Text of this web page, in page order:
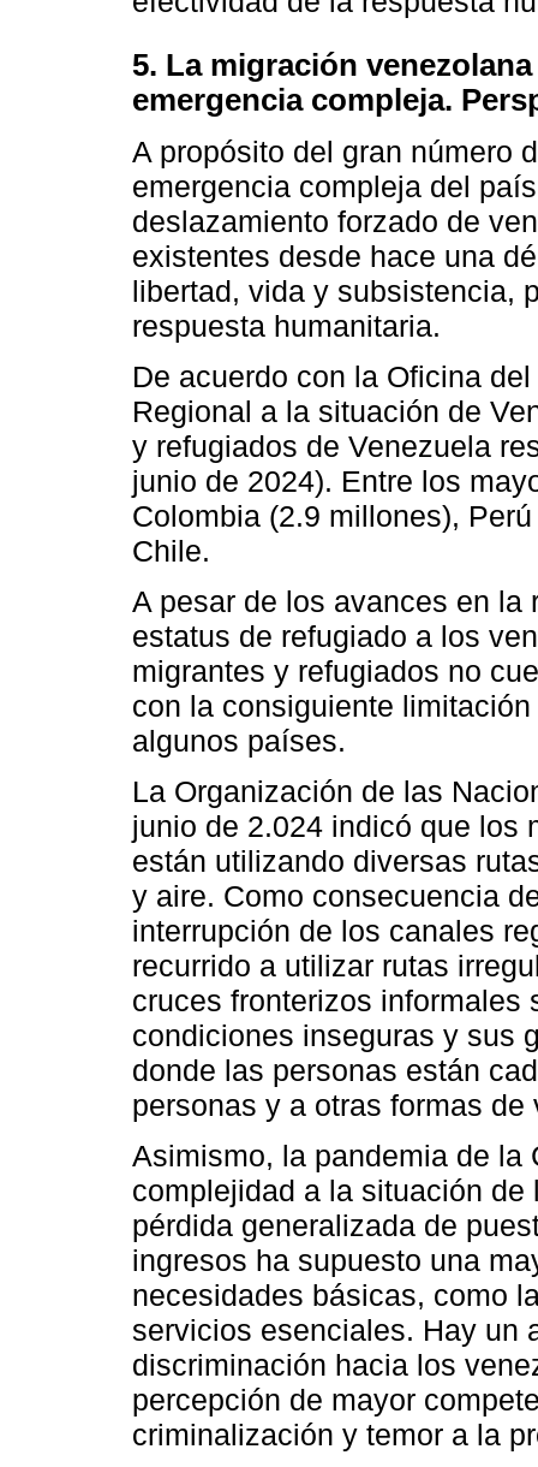
5. La migración
emergencia compleja.
A propósito del gran número
emergencia compleja del
deslazamiento forzado de
existentes desde hace una
libertad, vida y subsistencia,
respuesta humanitaria.
De acuerdo con la Oficina
Regional a la situación de
y refugiados de Venezuela
junio de 2024). Entre los
Colombia (2.9 millones),
Chile.
A pesar de los avances en la
estatus de refugiado a los
migrantes y refugiados no
con la consiguiente
algunos países.
La Organización de las
junio de 2.024 indicó que los
están utilizando diversas
y aire. Como consecuencia
interrupción de los canales
recurrido a utilizar rutas
cruces fronterizos informales
condiciones inseguras y sus
donde las personas están
personas y a otras formas de
Asimismo, la pandemia de la
complejidad a la situación
pérdida generalizada de
ingresos ha supuesto una
necesidades básicas, como
servicios esenciales. Hay un
discriminación hacia los
percepción de mayor
criminalización y temor a la